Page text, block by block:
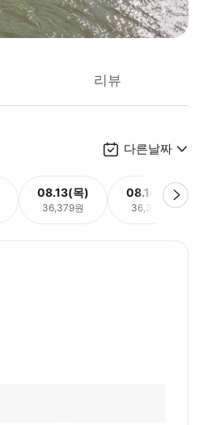
리뷰
다른날짜
08.13(목)
36,379원
08.14(금)
36,398원